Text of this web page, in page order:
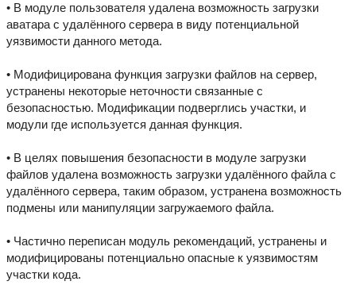
• В модуле пользователя удалена возможность загрузки
аватара с удалённого сервера в виду потенциальной
уязвимости данного метода.
• Модифицирована функция загрузки файлов на сервер,
устранены некоторые неточности связанные с
безопасностью. Модификации подверглись участки, и
модули где используется данная функция.
• В целях повышения безопасности в модуле загрузки
файлов удалена возможность загрузки удалённого файла с
удалённого сервера, таким образом, устранена возможность
подмены или манипуляции загружаемого файла.
• Частично переписан модуль рекомендаций, устранены и
модифицированы потенциально опасные к уязвимостям
участки кода.